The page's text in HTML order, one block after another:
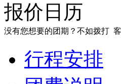
报价日历
没有您想要的团期？不如拨打
行程安排